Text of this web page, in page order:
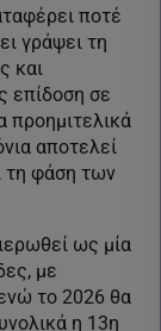
ποτέ
γράψει τη
και
επίδοση σε
προημιτελικά
αποτελεί
τη φάση των
ως μία
με
το 2026 θα
η 13η